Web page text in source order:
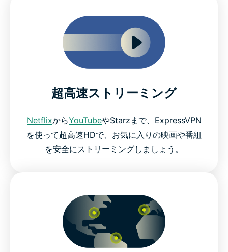
超高速ストリーミング
NetflixからYouTubeやStarzまで、ExpressVPN
を使って超高速HDで、お気に入りの映画や番組
を安全にストリーミングしましょう。